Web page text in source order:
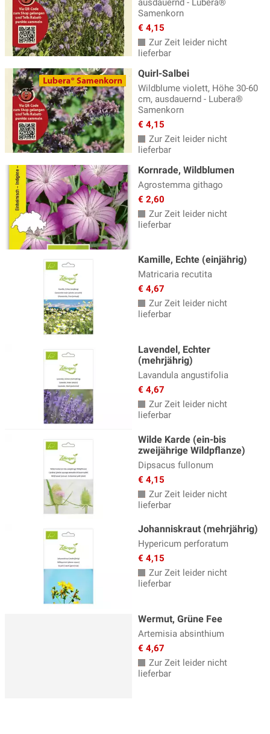
ausdauernd - Lubera®
Samenkorn
€ 4,15
Zur Zeit leider nicht
lieferbar
Quirl-Salbei
Wildblume violett, Höhe 30-60
cm, ausdauernd - Lubera®
Samenkorn
€ 4,15
Zur Zeit leider nicht
lieferbar
Kornrade, Wildblumen
Agrostemma githago
€ 2,60
Zur Zeit leider nicht
lieferbar
Kamille, Echte (einjährig)
Matricaria recutita
€ 4,67
Zur Zeit leider nicht
lieferbar
Lavendel, Echter
(mehrjährig)
Lavandula angustifolia
€ 4,67
Zur Zeit leider nicht
lieferbar
Wilde Karde (ein-bis
zweijährige Wildpflanze)
Dipsacus fullonum
€ 4,15
Zur Zeit leider nicht
lieferbar
Johanniskraut (mehrjährig)
Hypericum perforatum
€ 4,15
Zur Zeit leider nicht
lieferbar
Wermut, Grüne Fee
Artemisia absinthium
€ 4,67
Zur Zeit leider nicht
lieferbar